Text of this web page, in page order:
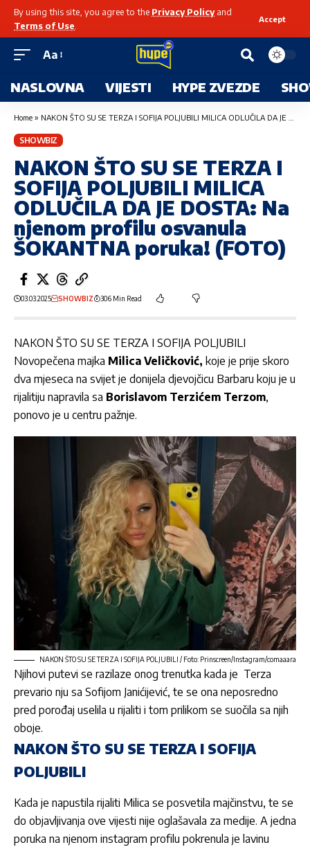
By using this site, you agree to the Privacy Policyand
Terms of Use
Accept
Aa
NASLOVNA VIJESTI HYPE ZVEZDE
Home » NAKON ŠTO SU SE TERZA I SOFIJA POLJUBILI MILICA ODLUČILA DA JE DOSTA: Na njenom profilu osvanula ŠOKANTNA poruka! (FOTO)
SHOWBIZ
NAKON ŠTO SU SE TERZA I
SOFIJA POLJUBILI MILICA
ODLUČILA DA JE DOSTA: Na
njenom profilu osvanula
ŠOKANTNA poruka! (FOTO)
03.03.2025 SHOWBIZ 306 Min Read
NAKON ŠTO SU SE TERZA I SOFIJA POLJUBILI
Novopečena majka Milica Veličković, koje je prije skoro
dva mjeseca na svijet je donijela djevojčicu Barbaru koju je u
rijalitiju napravila sa Borislavom Terzićem Terzom,
ponovo je u centru pažnje.
NAKON ŠTO SU SE TERZA I SOFIJA POLJUBILI / Foto: Prinscreen/Instagram/comaaara
Njihovi putevi se razilaze onog trenutka kada je Terza
prevario nju sa Sofijom Janićijević, te se ona neposredno
pred porođaj uselila u rijaliti i tom prilikom se suočila sa njih
oboje.
NAKON ŠTO SU SE TERZA I SOFIJA
POLJUBILI
Kada je napustila rijaliti Milica se posvetila majčinstvu, te se
do objavljivanja ove vijesti nije oglašavala za medije. A jedna
poruka na njenom instagram profilu pokrenula je lavinu